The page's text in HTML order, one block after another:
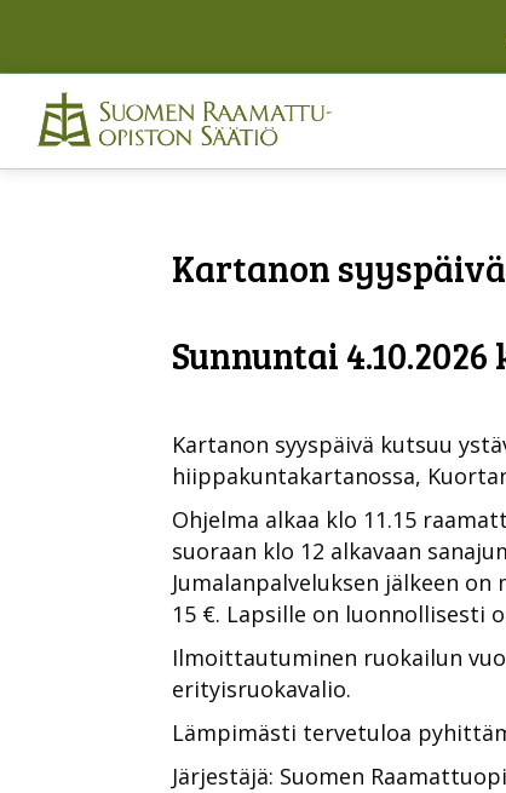
Kartanon syyspäivä
Sunnuntai 4.10.2026
Kartanon syyspäivä kutsuu
hiippakuntakartanossa,
Ohjelma alkaa klo 11.15
suoraan klo 12 alkavaan
Jumalanpalveluksen jälkeen
15 €. Lapsille on luonnollisesti
Ilmoittautuminen ruokailun
erityisruokavalio.
Lämpimästi tervetuloa
Järjestäjä: Suomen